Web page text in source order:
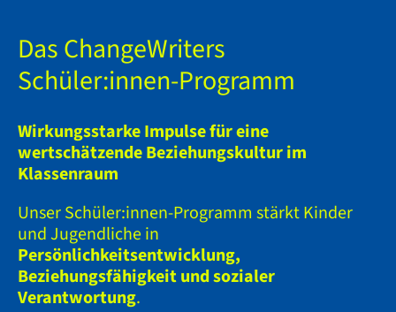
Das ChangeWriters
Schüler:innen-Programm
Wirkungsstarke Impulse für eine
wertschätzende Beziehungskultur im
Klassenraum
Unser Schüler:innen-Programm stärkt Kinder
und Jugendliche in
Persönlichkeitsentwicklung,
Beziehungsfähigkeit und sozialer
Verantwortung.